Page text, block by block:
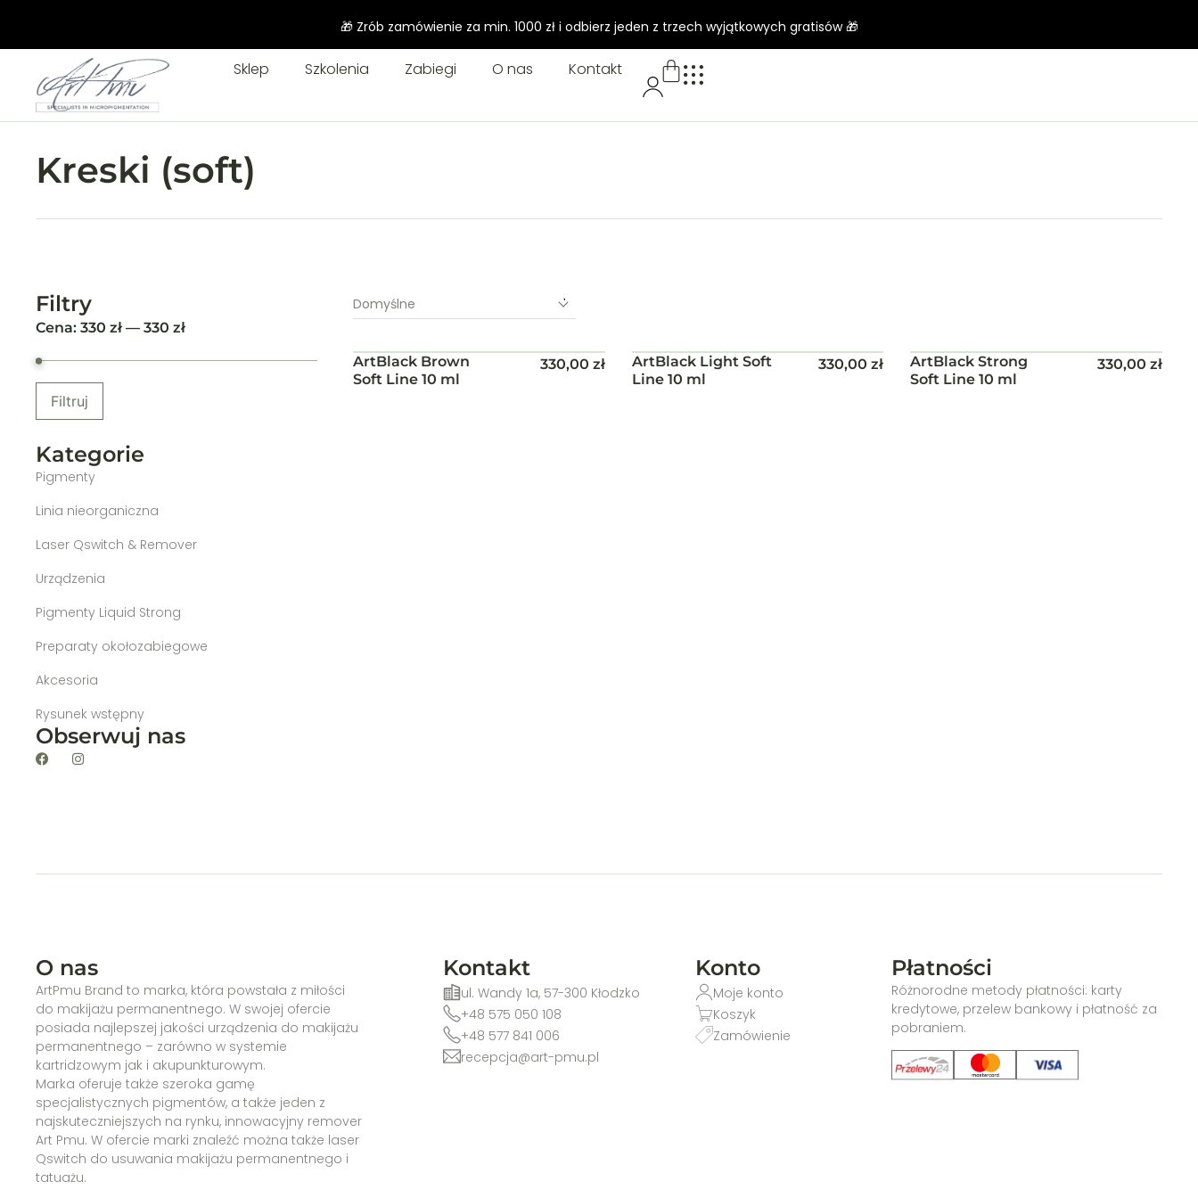
🎁 Zrób zamówienie za min. 1000 zł i odbierz jeden z trzech wyjątkowych gratisów 🎁
Sklep Szkolenia Zabiegi O nas Kontakt
Kreski (soft)
Filtry
Cena: 330 zł — 330 zł
Filtruj
Kategorie
Pigmenty
Linia nieorganiczna
Laser Qswitch & Remover
Urządzenia
Pigmenty Liquid Strong
Preparaty okołozabiegowe
Akcesoria
Rysunek wstępny
Obserwuj nas
Domyślne
ArtBlack Brown
Soft Line 10 ml
330,00 zł
Do koszyka
ArtBlack Light Soft
Line 10 ml
330,00zł
Do koszyka
ArtBlack Strong
Soft Line 10 ml
330,00 zł
Do koszyka
O nas
ArtPmu Brand to marka, która powstała z miłości
do makijażu permanentnego. W swojej ofercie
posiada najlepszej jakości urządzenia do makijażu
permanentnego – zarówno w systemie
kartridzowym jak i akupunkturowym.
Marka oferuje także szeroka gamę
specjalistycznych pigmentów, a także jeden z
najskuteczniejszych na rynku, innowacyjny remover
Art Pmu. W ofercie marki znaleźć można także laser
Qswitch do usuwania makijażu permanentnego i
tatuażu.
Kontakt
ul. Wandy 1a, 57-300 Kłodzko
+48 575 050 108
+48 577 841 006
recepcja@art-pmu.pl
Konto
Moje konto
Koszyk
Zamówienie
Płatności
Różnorodne metody płatności: karty
kredytowe, przelew bankowy i płatność za
pobraniem.